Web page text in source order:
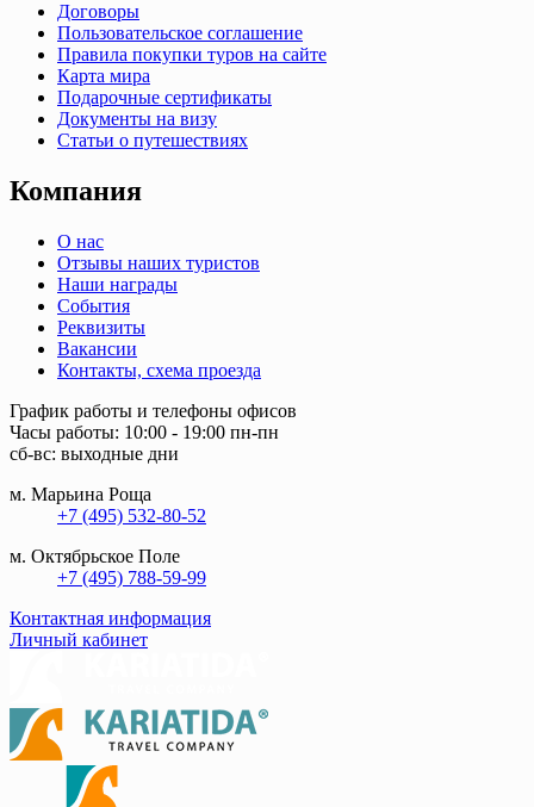
Договоры
Пользовательское соглашение
Правила покупки туров на сайте
Карта мира
Подарочные сертификаты
Документы на визу
Статьи о путешествиях
Компания
О нас
Отзывы наших туристов
Наши награды
События
Реквизиты
Вакансии
Контакты, схема проезда
График работы и телефоны офисов
Часы работы: 10:00 - 19:00 пн-пн
сб-вс: выходные дни
м. Марьина Роща
+7 (495) 532-80-52
м. Октябрьское Поле
+7 (495) 788-59-99
Контактная информация
Личный кабинет